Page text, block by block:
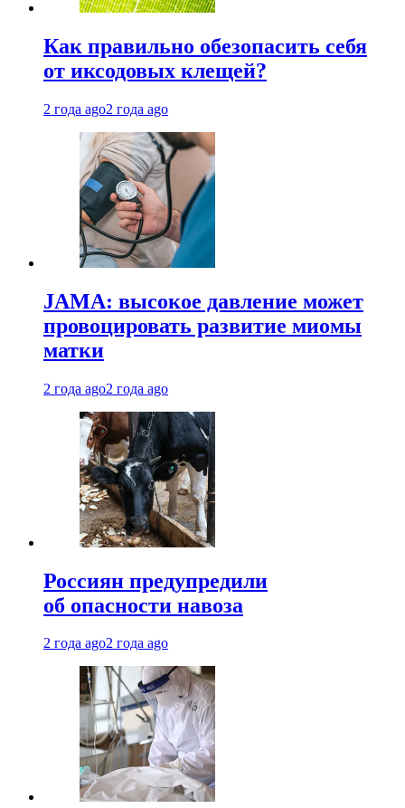
Как правильно обезопасить себя
от иксодовых клещей?
2 года ago2 года ago
JAMA: высокое давление может
провоцировать развитие миомы
матки
2 года ago2 года ago
Россиян предупредили
об опасности навоза
2 года ago2 года ago